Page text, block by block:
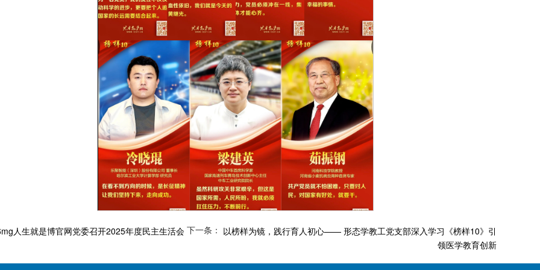
人生就是博官网党委召开2025年度民主生活会 下一条： 以榜样为镜，践行育人初心—— 形态学教工党支部深入学习《榜样10》引
领医学教育创新